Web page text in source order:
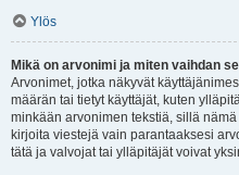
Ylös
Mikä on arvonimi ja miten vaihdan
Arvonimet, jotka näkyvät
määrän tai tietyt käyttäjät, kuten
minkään arvonimen tekstiä, sillä
kirjoita viestejä vain parantaaksesi
tätä ja valvojat tai ylläpitäjät voivat